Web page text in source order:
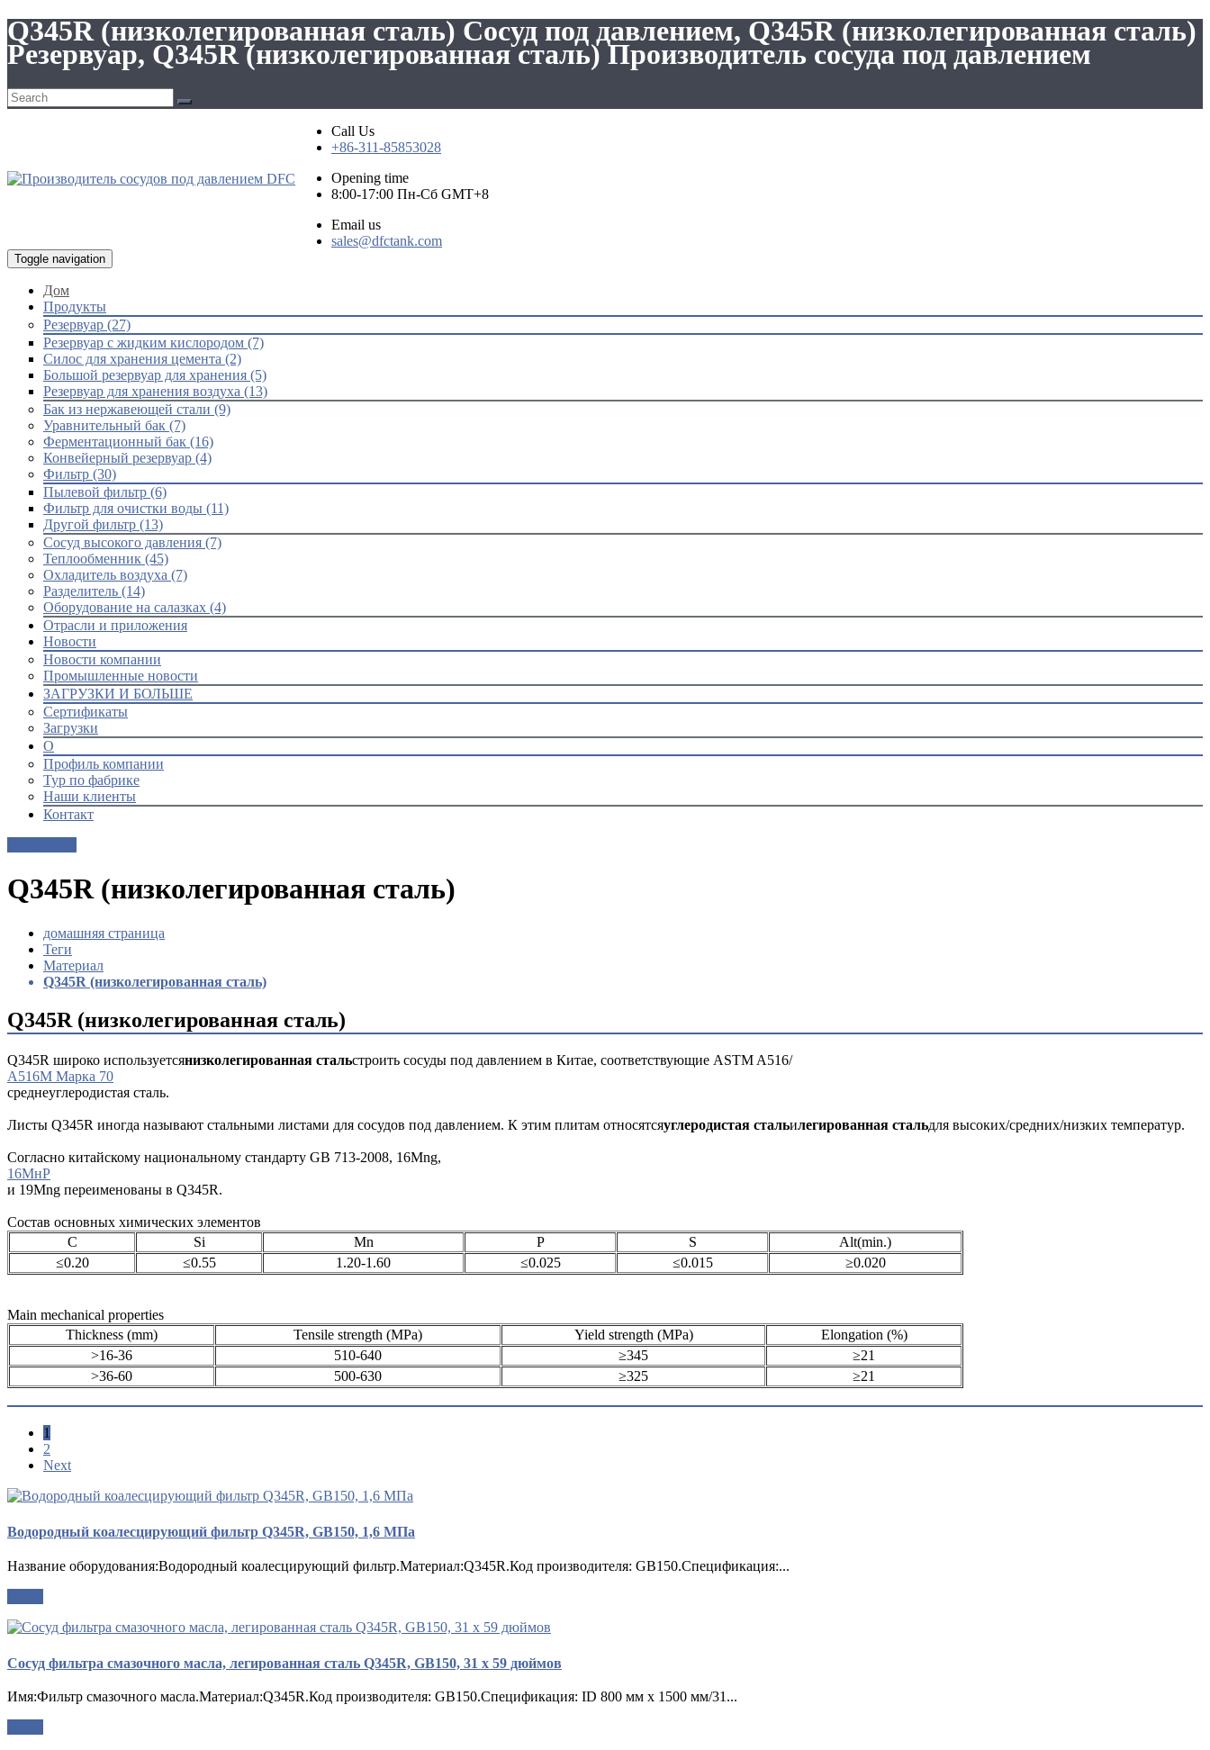
Q345R (низколегированная сталь) Сосуд под давлением, Q345R (низколегированная сталь)
Резервуар, Q345R (низколегированная сталь) Производитель сосуда под давлением
Call Us
+86-311-85853028
Opening time
8:00-17:00 Пн-Сб GMT+8
Email us
sales@dfctank.com
Toggle navigation
Дом
Продукты
Резервуар (27)
Резервуар с жидким кислородом (7)
Силос для хранения цемента (2)
Большой резервуар для хранения (5)
Резервуар для хранения воздуха (13)
Бак из нержавеющей стали (9)
Уравнительный бак (7)
Ферментационный бак (16)
Конвейерный резервуар (4)
Фильтр (30)
Пылевой фильтр (6)
Фильтр для очистки воды (11)
Другой фильтр (13)
Сосуд высокого давления (7)
Теплообменник (45)
Охладитель воздуха (7)
Разделитель (14)
Оборудование на салазках (4)
Отрасли и приложения
Новости
Новости компании
Промышленные новости
ЗАГРУЗКИ И БОЛЬШЕ
Сертификаты
Загрузки
О
Профиль компании
Тур по фабрике
Наши клиенты
Контакт
Q345R (низколегированная сталь)
домашняя страница
Теги
Материал
Q345R (низколегированная сталь)
Q345R (низколегированная сталь)
Q345R широко используетсянизколегированная стальстроить сосуды под давлением в Китае, соответствующие ASTM A516/
А516М Марка 70
среднеуглеродистая сталь.
Листы Q345R иногда называют стальными листами для сосудов под давлением. К этим плитам относятсяуглеродистая стальилегированная стальдля высоких/средних/низких температур.
Согласно китайскому национальному стандарту GB 713-2008, 16Mng,
16МнР
и 19Mng переименованы в Q345R.
Состав основных химических элементов
C
Si Mn P S
Alt(min.)
≤0.20
≤0.55 1.20-1.60 ≤0.025 ≤0.015 ≥0.020
Main mechanical properties
Thickness (mm)
Tensile strength (MPa) Yield strength (MPa)
Elongation (%)
>16-36
510-640 ≥345
≥21
>36-60
500-630 ≥325 ≥21
1
2
Next
Водородный коалесцирующий фильтр Q345R, GB150, 1,6 МПа
Название оборудования:Водородный коалесцирующий фильтр.Материал:Q345R.Код производителя: GB150.Спецификация:...
Сосуд фильтра смазочного масла, легированная сталь Q345R, GB150, 31 x 59 дюймов
Имя:Фильтр смазочного масла.Материал:Q345R.Код производителя: GB150.Спецификация: ID 800 мм x 1500 мм/31...